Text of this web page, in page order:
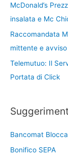
McDonald’s
insalata e Mc
Raccomandata
mittente e
Telemutuo: Il
Portata di Click
Bancomat
Bonifico SEPA